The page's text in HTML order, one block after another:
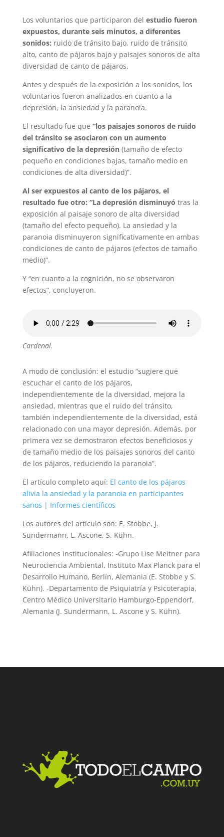
Los voluntarios que participaron del estudio fueron
expuestos, durante seis minutos, a diferentes
sonidos: ruido de tránsito bajo, ruido de tránsito
alto, canto de pájaros bajo y paisajes sonoros de alta
diversidad de canto de pájaros.
Antes y después de la exposición a los sonidos, los
voluntarios fueron analizados en cuanto a la
depresión, la ansiedad y la paranoia.
El resultado fue que “los paisajes sonoros de ruido
del tránsito se asociaron con un aumento
significativo de la depresión (tamaño de efecto
pequeño en condiciones bajas, tamaño medio en
condiciones de alta diversidad)”.
Al ser expuestos al canto de los pájaros, el
resultado fue otro: “La depresión disminuyó tras la
exposición al paisaje sonoro de alta diversidad
(tamaño del efecto pequeño). La ansiedad y la
paranoia disminuyeron significativamente en ambas
condiciones de canto de pájaros (efectos de tamaño
medio)”.
Y “en cuanto a la cognición, no se observaron
efectos”, concluyeron.
Cardenal.
A modo de conclusión: el estudio “sugiere que
escuchar el canto de los pájaros,
independientemente de la diversidad, mejora la
ansiedad, mientras que el ruido del tránsito,
también independientemente de la diversidad, está
relacionado con una mayor depresión. Además, por
primera vez se demostraron efectos beneficiosos y
de tamaño medio de los paisajes sonoros del canto
de los pájaros, reduciendo la paranoia”.
El artículo completo aquí: El canto de los pájaros
alivia la ansiedad y la paranoia en participantes
sanos | Informes científicos
Los autores del artículo son: E. Stobbe, J.
Sundermann, L. Ascone, S. Kühn.
Afiliaciones institucionales: -Grupo Lise Meitner para
Neurociencia Ambiental, Instituto Max Planck para el
Desarrollo Humano, Berlín, Alemania (E. Stobbe y S.
Kühn). -Departamento de Psiquiatría y Psicoterapia,
Centro Médico Universitario Hamburgo-Eppendorf,
Alemania (J. Sundermann, L. Ascone y S. Kühn).